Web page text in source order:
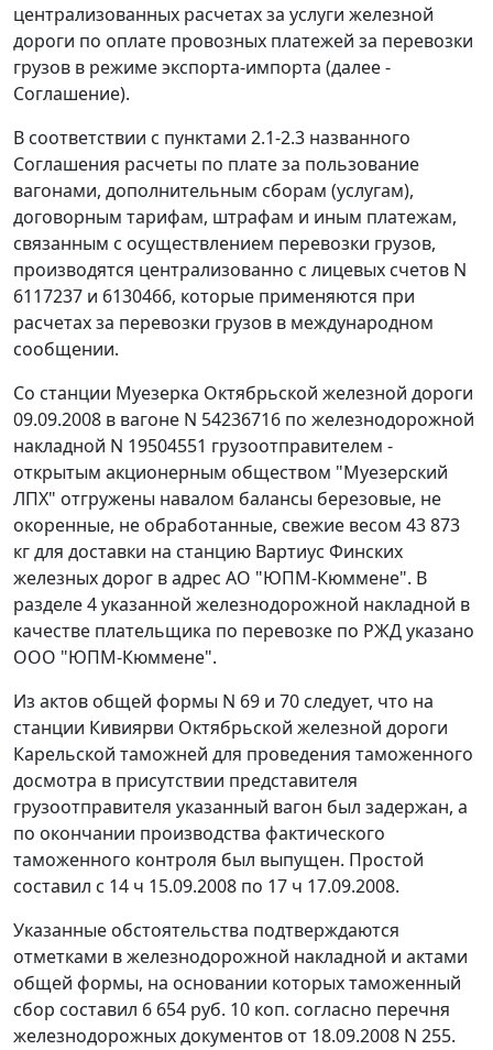
централизованных расчетах за услуги железной
дороги по оплате провозных платежей за перевозки
грузов в режиме экспорта-импорта (далее -
Соглашение).
В соответствии с пунктами 2.1-2.3 названного
Соглашения расчеты по плате за пользование
вагонами, дополнительным сборам (услугам),
договорным тарифам, штрафам и иным платежам,
связанным с осуществлением перевозки грузов,
производятся централизованно с лицевых счетов N
6117237 и 6130466, которые применяются при
расчетах за перевозки грузов в международном
сообщении.
Со станции Муезерка Октябрьской железной дороги
09.09.2008 в вагоне N 54236716 по железнодорожной
накладной N 19504551 грузоотправителем -
открытым акционерным обществом "Муезерский
ЛПХ" отгружены навалом балансы березовые, не
окоренные, не обработанные, свежие весом 43 873
кг для доставки на станцию Вартиус Финских
железных дорог в адрес АО "ЮПМ-Кюммене". В
разделе 4 указанной железнодорожной накладной в
качестве плательщика по перевозке по РЖД указано
ООО "ЮПМ-Кюммене".
Из актов общей формы N 69 и 70 следует, что на
станции Кивиярви Октябрьской железной дороги
Карельской таможней для проведения таможенного
досмотра в присутствии представителя
грузоотправителя указанный вагон был задержан, а
по окончании производства фактического
таможенного контроля был выпущен. Простой
составил с 14 ч 15.09.2008 по 17 ч 17.09.2008.
Указанные обстоятельства подтверждаются
отметками вжелезнодорожной накладной и актами
общей формы, на основании которых таможенный
сбор составил 6 654 руб. 10 коп. согласно перечня
железнодорожных документов от 18.09.2008 N 255.